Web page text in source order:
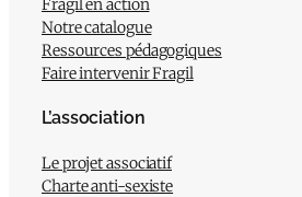
Fragil en action
Notre catalogue
Ressources pédagogiques
Faire intervenir Fragil
L’association
Le projet associatif
Charte anti-sexiste